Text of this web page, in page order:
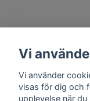
Vi
Vi använder
visas för dig och
upplevelse när